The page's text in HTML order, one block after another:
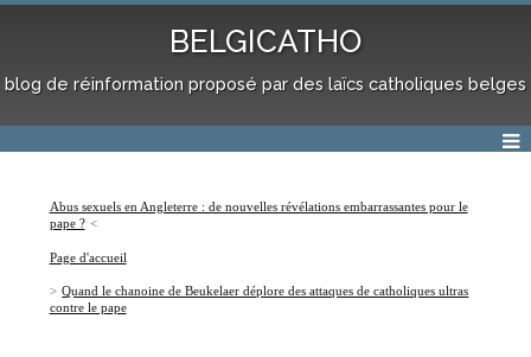
BELGICATHO
blog de réinformation proposé par des laïcs catholiques belges
Abus sexuels en Angleterre : de nouvelles révélations embarrassantes pour le
pape ?
Page d'accueil
Quand le chanoine de Beukelaer déplore des attaques de catholiques ultras
contre le pape